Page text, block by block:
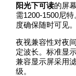
阳光下可读的屏
需1200-1500尼
度确保随时可见。
夜视兼容性对夜
定波长。标准显
兼容显示屏采用
级。